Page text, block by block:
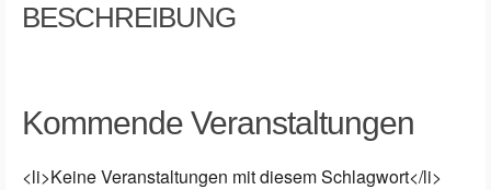
BESCHREIBUNG
Kommende Veranstaltungen
<li>Keine Veranstaltungen mit diesem Schlagwort</li>